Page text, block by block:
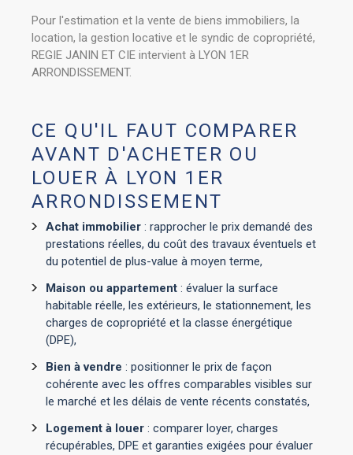
Pour l'estimation et la vente de biens immobiliers, la
location, la gestion locative et le syndic de copropriété,
REGIE JANIN ET CIE intervient à LYON 1ER
ARRONDISSEMENT.
CE QU'IL FAUT COMPARER
AVANT D'ACHETER OU
LOUER À LYON 1ER
ARRONDISSEMENT
Achat immobilier : rapprocher le prix demandé des
prestations réelles, du coût des travaux éventuels et
du potentiel de plus-value à moyen terme,
Maison ou appartement : évaluer la surface
habitable réelle, les extérieurs, le stationnement, les
charges de copropriété et la classe énergétique
(DPE),
Bien à vendre : positionner le prix de façon
cohérente avec les offres comparables visibles sur
le marché et les délais de vente récents constatés,
Logement à louer : comparer loyer, charges
récupérables, DPE et garanties exigées pour évaluer